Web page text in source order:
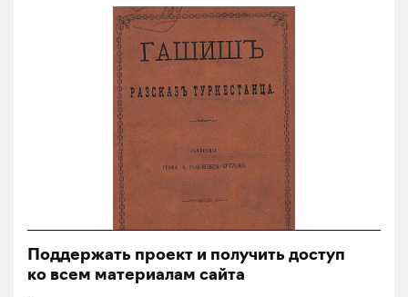
Поддержать проект и получить доступ
ко всем материалам сайта